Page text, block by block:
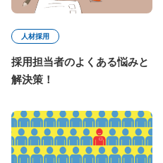
人材採用
採用担当者のよくある悩みと
解決策！